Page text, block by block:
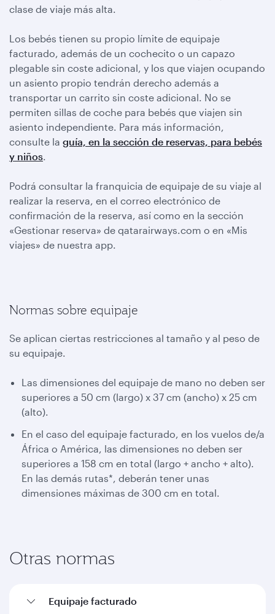
clase de viaje más alta.
Los bebés tienen su propio límite de equipaje
facturado, además de un cochecito o un capazo
plegable sin coste adicional, y los que viajen ocupando
un asiento propio tendrán derecho además a
transportar un carrito sin coste adicional. No se
permiten sillas de coche para bebés que viajen sin
asiento independiente. Para más información,
consulte la guía, en la sección de reservas, para bebés
y niños.
Podrá consultar la franquicia de equipaje de su viaje al
realizar la reserva, en el correo electrónico de
confirmación de la reserva, así como en la sección
«Gestionar reserva» de qatarairways.com o en «Mis
viajes» de nuestra app.
Normas sobre equipaje
Se aplican ciertas restricciones al tamaño y al peso de
su equipaje.
Las dimensiones del equipaje de mano no deben ser
superiores a 50 cm (largo) x 37 cm (ancho) x 25 cm
(alto).
En el caso del equipaje facturado, en los vuelos de/a
África o América, las dimensiones no deben ser
superiores a 158 cm en total (largo + ancho + alto).
En las demás rutas*, deberán tener unas
dimensiones máximas de 300 cm en total.
Otras normas
Equipaje facturado